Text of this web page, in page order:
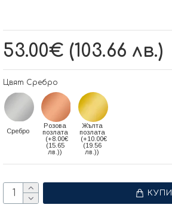
53.00€ (103.66 лв.)
Цвят Сребро
Сребро
Розова
позлата
(+8.00€
(15.65
лв.))
Жълта
позлата
(+10.00€
(19.56
лв.))
КУПИ